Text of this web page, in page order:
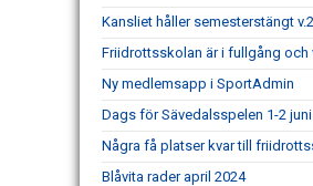
Kansliet håller semesterstängt
Friidrottsskolan är i fullgång och
Ny medlemsapp i SportAdmin
Dags för Sävedalsspelen 1-2 juni
Några få platser kvar till
Blåvita rader april 2024